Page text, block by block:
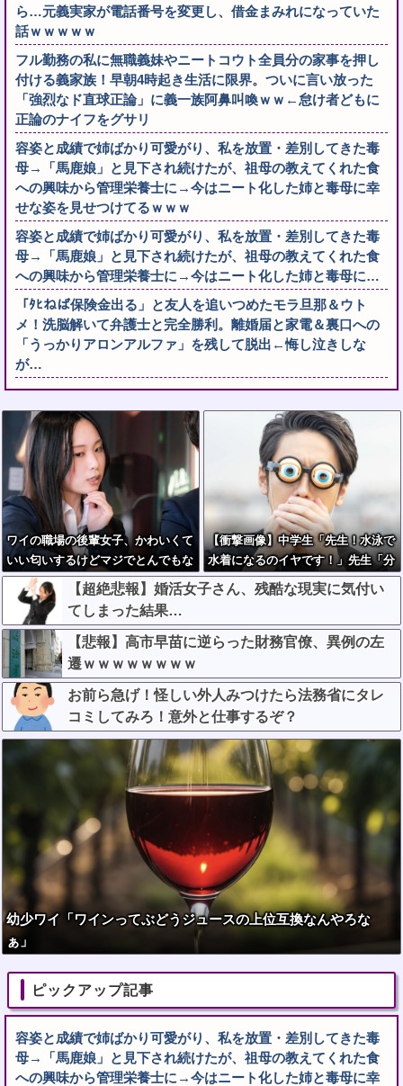
ら…元義実家が電話番号を変更し、借金まみれになっていた
話ｗｗｗｗｗ
フル勤務の私に無職義妹やニートコウト全員分の家事を押し
付ける義家族！早朝4時起き生活に限界。ついに言い放った
「強烈なド直球正論」に義一族阿鼻叫喚ｗｗ←怠け者どもに
正論のナイフをグサリ
容姿と成績で姉ばかり可愛がり、私を放置・差別してきた毒
母→「馬鹿娘」と見下され続けたが、祖母の教えてくれた食
への興味から管理栄養士に→今はニート化した姉と毒母に幸
せな姿を見せつけてるｗｗｗ
容姿と成績で姉ばかり可愛がり、私を放置・差別してきた毒
母→「馬鹿娘」と見下され続けたが、祖母の教えてくれた食
への興味から管理栄養士に→今はニート化した姉と毒母に…
「ﾀﾋねば保険金出る」と友人を追いつめたモラ旦那＆ウト
メ！洗脳解いて弁護士と完全勝利。離婚届と家電＆裏口への
「うっかりアロンアルファ」を残して脱出←悔し泣きしな
が…
ワイの職場の後輩女子、かわいくて
いい匂いするけどマジでとんでもな
く無能
【衝撃画像】中学生「先生！水泳で
水着になるのイヤです！」先生「分
かった」→結果まさかの『こう』な
ってしまうw w w w w w w
【超絶悲報】婚活女子さん、残酷な現実に気付い
てしまった結果…
【悲報】高市早苗に逆らった財務官僚、異例の左
遷ｗｗｗｗｗｗｗｗ
お前ら急げ！怪しい外人みつけたら法務省にタレ
コミしてみろ！意外と仕事するぞ？
幼少ワイ「ワインってぶどうジュースの上位互換なんやろな
ぁ」
ピックアップ記事
容姿と成績で姉ばかり可愛がり、私を放置・差別してきた毒
母→「馬鹿娘」と見下され続けたが、祖母の教えてくれた食
への興味から管理栄養士に→今はニート化した姉と毒母に幸